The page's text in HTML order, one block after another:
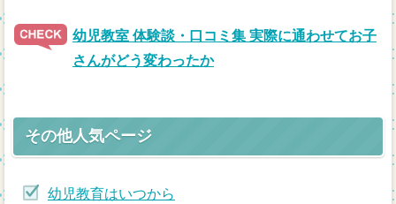
幼児教室 体験談・口コミ集 実際に通わせてお子
さんがどう変わったか
その他人気ページ
幼児教育はいつから